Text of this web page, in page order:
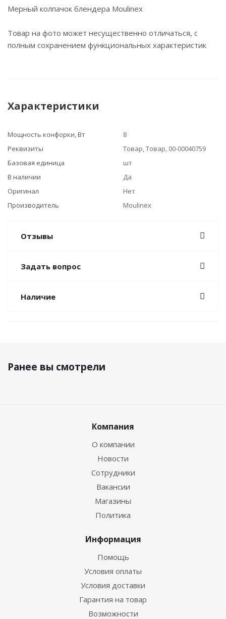
Мерный колпачок блендера Moulinex
Товар на фото может несущественно отличаться, с
полным сохранением функциональных характеристик
Характеристики
Мощность конфорки, Вт
8
Реквизиты
Товар, Товар, 00-00040759
Базовая единица
шт
В наличии
Да
Оригинал
Нет
Производитель
Moulinex
Отзывы
Задать вопрос
Наличие
Ранее вы смотрели
Компания
О компании
Новости
Сотрудники
Вакансии
Магазины
Политика
Информация
Помощь
Условия оплаты
Условия доставки
Гарантия на товар
Возможности